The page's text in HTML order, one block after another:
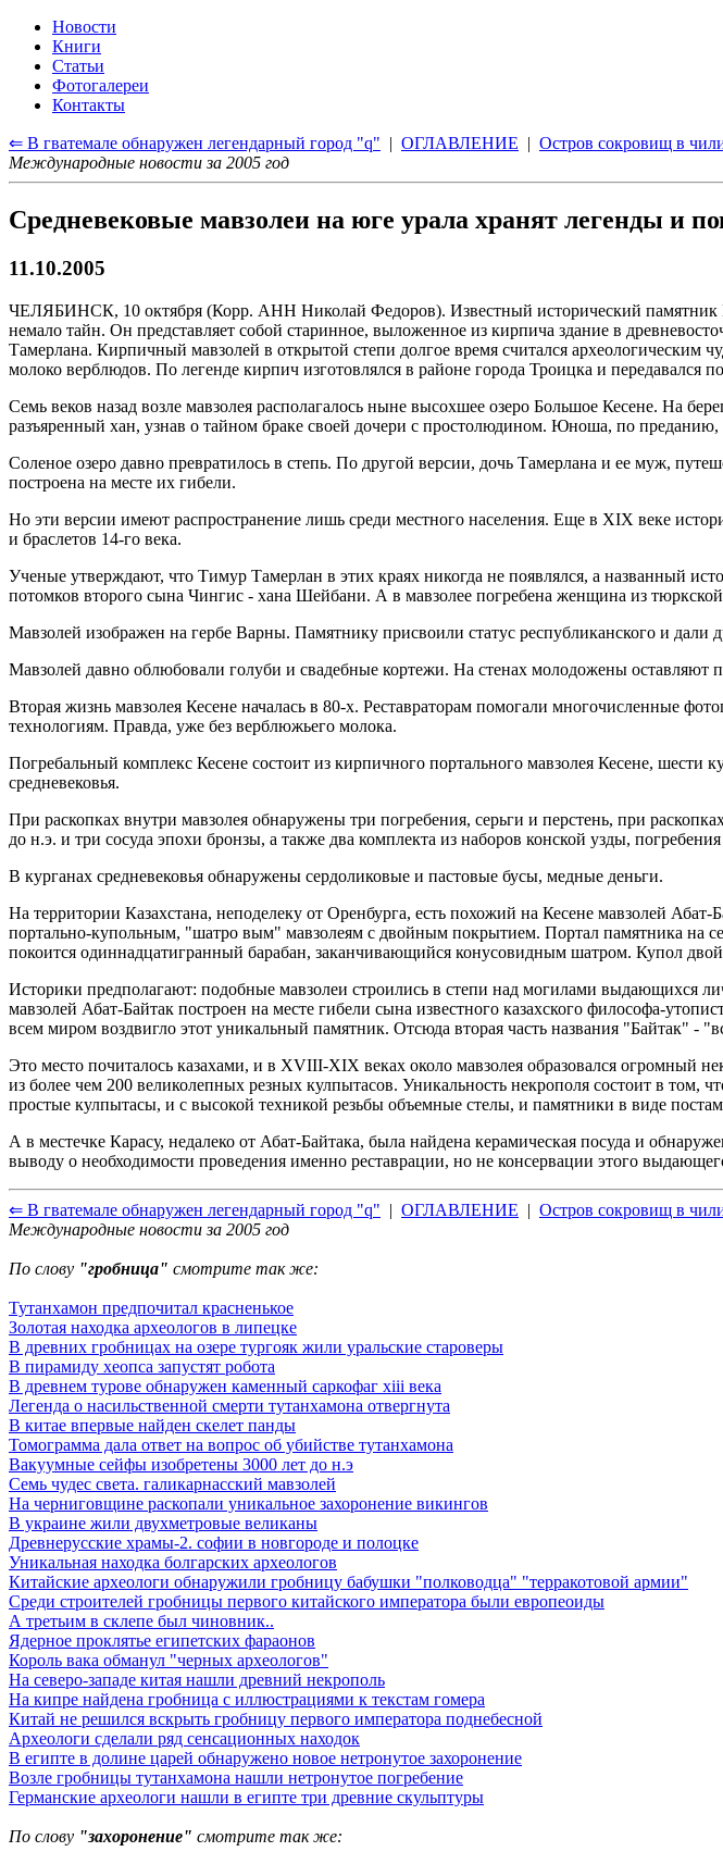
Новости
Книги
Статьи
Фотогалереи
Контакты
⇐ В гватемале обнаружен легендарный город "q" | ОГЛАВЛЕНИЕ | Остров сокровищ в
Международные новости за 2005 год
Средневековые мавзолеи на юге урала хранят легенды и
11.10.2005
ЧЕЛЯБИНСК, 10 октября (Корр. АНН Николай Федоров). Известный исторический
немало тайн. Он представляет собой старинное, выложенное из кирпича здание в
Тамерлана. Кирпичный мавзолей в открытой степи долгое время считался археологическим
молоко верблюдов. По легенде кирпич изготовлялся в районе города Троицка и передавался
Семь веков назад возле мавзолея располагалось ныне высохшее озеро Большое Кесене. На
разъяренный хан, узнав о тайном браке своей дочери с простолюдином. Юноша, по
Соленое озеро давно превратилось в степь. По другой версии, дочь Тамерлана и ее муж,
построена на месте их гибели.
Но эти версии имеют распространение лишь среди местного населения. Еще в ХIХ веке
и браслетов 14-го века.
Ученые утверждают, что Тимур Тамерлан в этих краях никогда не появлялся, а названный
потомков второго сына Чингис - хана Шейбани. А в мавзолее погребена женщина из тюркской
Мавзолей изображен на гербе Варны. Памятнику присвоили статус республиканского и дали
Мавзолей давно облюбовали голуби и свадебные кортежи. На стенах молодожены оставляют
Вторая жизнь мавзолея Кесене началась в 80-х. Реставраторам помогали многочисленные
технологиям. Правда, уже без верблюжьего молока.
Погребальный комплекс Кесене состоит из кирпичного портального мавзолея Кесене, шести
средневековья.
При раскопках внутри мавзолея обнаружены три погребения, серьги и перстень, при
до н.э. и три сосуда эпохи бронзы, а также два комплекта из наборов конской узды,
В курганах средневековья обнаружены сердоликовые и пастовые бусы, медные деньги.
На территории Казахстана, неподелеку от Оренбурга, есть похожий на Кесене мавзолей
портально-купольным, "шатро вым" мавзолеям с двойным покрытием. Портал памятника на
покоится одиннадцатигранный барабан, заканчивающийся конусовидным шатром. Купол
Историки предполагают: подобные мавзолеи строились в степи над могилами выдающихся
мавзолей Абат-Байтак построен на месте гибели сына известного казахского философа-
всем миром воздвигло этот уникальный памятник. Отсюда вторая часть названия "Байтак" -
Это место почиталось казахами, и в XVIII-XIX веках около мавзолея образовался огромный
из более чем 200 великолепных резных кулпытасов. Уникальность некрополя состоит в том,
простые кулпытасы, и с высокой техникой резьбы объемные стелы, и памятники в виде
А в местечке Карасу, недалеко от Абат-Байтака, была найдена керамическая посуда и
выводу о необходимости проведения именно реставрации, но не консервации этого
⇐ В гватемале обнаружен легендарный город "q" | ОГЛАВЛЕНИЕ | Остров сокровищ в
Международные новости за 2005 год
По слову "гробница" смотрите так же:
Тутанхамон предпочитал красненькое
Золотая находка археологов в липецке
В древних гробницах на озере тургояк жили уральские староверы
В пирамиду хеопса запустят робота
В древнем турове обнаружен каменный саркофаг xiii века
Легенда о насильственной смерти тутанхамона отвергнута
В китае впервые найден скелет панды
Томограмма дала ответ на вопрос об убийстве тутанхамона
Вакуумные сейфы изобретены 3000 лет до н.э
Семь чудес света. галикарнасский мавзолей
На черниговщине раскопали уникальное захоронение викингов
В украине жили двухметровые великаны
Древнерусские храмы-2. софии в новгороде и полоцке
Уникальная находка болгарских археологов
Китайские археологи обнаружили гробницу бабушки "полководца" "терракотовой армии"
Среди строителей гробницы первого китайского императора были европеоиды
А третьим в склепе был чиновник..
Ядерное проклятье египетских фараонов
Король вака обманул "черных археологов"
На северо-западе китая нашли древний некрополь
На кипре найдена гробница с иллюстрациями к текстам гомера
Китай не решился вскрыть гробницу первого императора поднебесной
Археологи сделали ряд сенсационных находок
В египте в долине царей обнаружено новое нетронутое захоронение
Возле гробницы тутанхамона нашли нетронутое погребение
Германские археологи нашли в египте три древние скульптуры
По слову "захоронение" смотрите так же: